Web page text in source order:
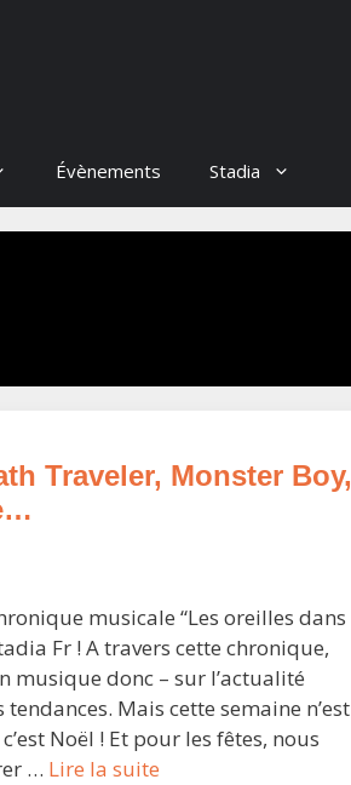
Évènements Stadia
Traveler, Monster Boy,
musicale “Les oreilles dans
Fr ! A travers cette chronique,
musique donc – sur l’actualité
Mais cette semaine n’est
Noël ! Et pour les fêtes, nous
… Lire la suiteLODLN